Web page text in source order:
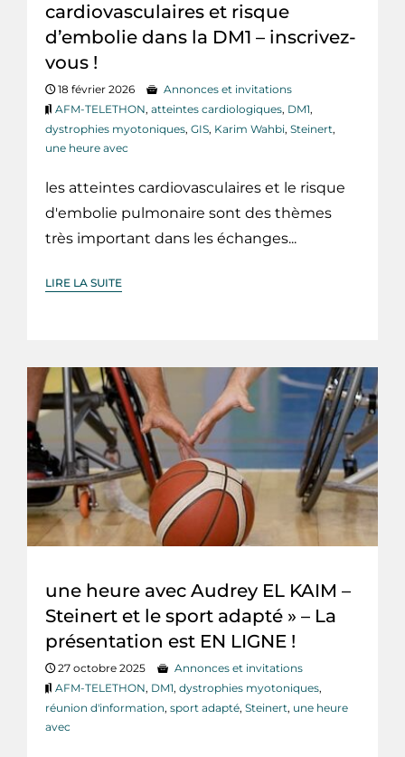
cardiovasculaires et risque
d’embolie dans la DM1 – inscrivez-
vous !
18 février 2026
Annonces et invitations
AFM-TELETHON, atteintes cardiologiques, DM1,
dystrophies myotoniques, GIS, Karim Wahbi, Steinert,
une heure avec
les atteintes cardiovasculaires et le risque
d'embolie pulmonaire sont des thèmes
très important dans les échanges...
LIRE LA SUITE
une heure avec Audrey EL KAIM –
Steinert et le sport adapté » – La
présentation est EN LIGNE !
27 octobre 2025
Annonces et invitations
AFM-TELETHON, DM1, dystrophies myotoniques,
réunion d'information, sport adapté, Steinert, une heure
avec